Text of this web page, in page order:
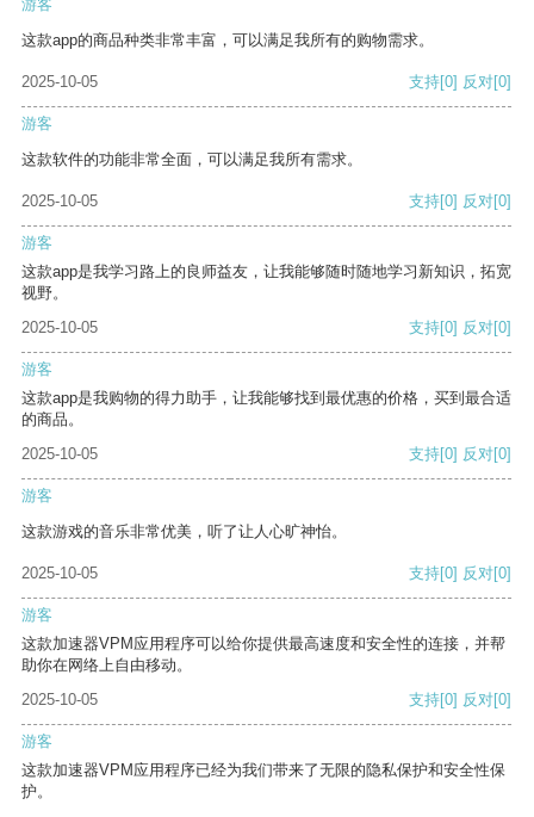
游客
这款app的商品种类非常丰富，可以满足我所有的购物需求。
2025-10-05 支持[0] 反对[0]
游客
这款软件的功能非常全面，可以满足我所有需求。
2025-10-05 支持[0] 反对[0]
游客
这款app是我学习路上的良师益友，让我能够随时随地学习新知识，拓宽
视野。
2025-10-05
支持[0] 反对[0]
游客
这款app是我购物的得力助手，让我能够找到最优惠的价格，买到最合适
的商品。
2025-10-05
支持[0] 反对[0]
游客
这款游戏的音乐非常优美，听了让人心旷神怡。
2025-10-05 支持[0] 反对[0]
游客
这款加速器VPM应用程序可以给你提供最高速度和安全性的连接，并帮
助你在网络上自由移动。
2025-10-05
支持[0] 反对[0]
游客
这款加速器VPM应用程序已经为我们带来了无限的隐私保护和安全性保
护。